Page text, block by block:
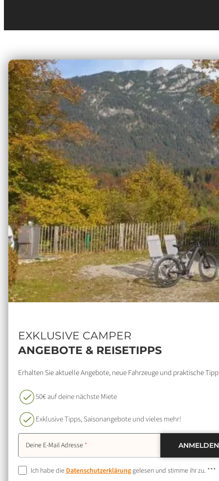
EXKLUSIVE CAMPER
ANGEBOTE & REISETIPPS
Erhalten Sie aktuelle Angebote, neue Fahrzeuge und praktische
50€ auf deine nächste Miete
Exklusive Tipps, Saisonangebote und vieles mehr!
Deine E-Mail Adresse
Ich habe die Datenschutzerklärunggelesen und stimme ihr zu. ***